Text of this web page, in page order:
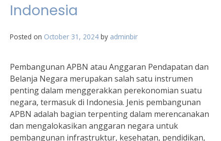
Indonesia
Posted on October 31, 2024 by adminbir
Pembangunan APBN atau Anggaran Pendapatan dan
Belanja Negara merupakan salah satu instrumen
penting dalam menggerakkan perekonomian suatu
negara, termasuk di Indonesia. Jenis pembangunan
APBN adalah bagian terpenting dalam merencanakan
dan mengalokasikan anggaran negara untuk
pembangunan infrastruktur, kesehatan, pendidikan,